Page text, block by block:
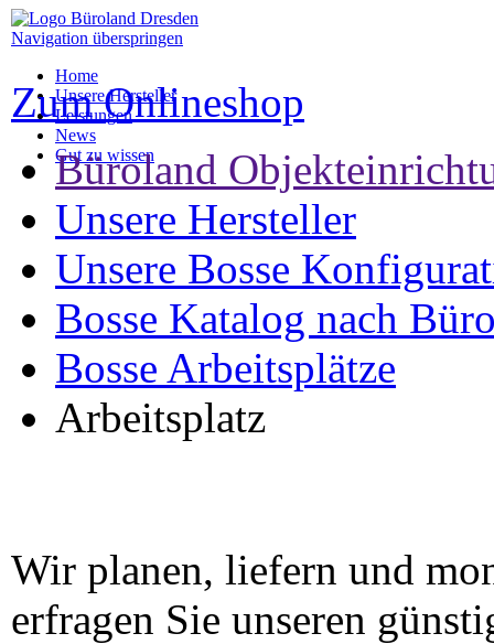
Navigation überspringen
Home
Unsere Hersteller
Leistungen
News
Gut zu wissen
Zum Onlineshop
Büroland
Unsere Hersteller
Unsere Bosse
Bosse Katalog nach
Bosse Arbeitsplätze
Arbeitsplatz
Wir planen, liefern und
erfragen Sie unseren